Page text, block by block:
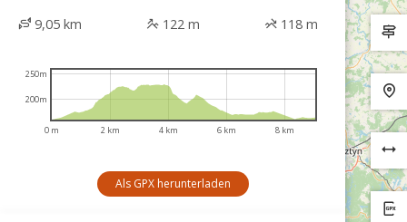
9,05 km
122 m 118 m
0 m 2 km 4 km 6 km 8 km
200m
250m
Als GPX herunterladen